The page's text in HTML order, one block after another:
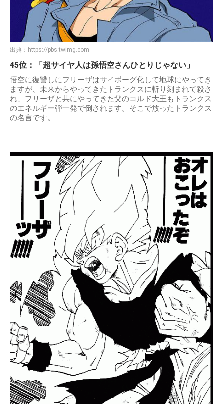
出典： https://pbs.twimg.com
45位：「超サイヤ人は孫悟空さんひとりじゃない」
悟空に復讐しにフリーザはサイボーグ化して地球にやってき
ますが、未来からやってきたトランクスに斬り刻まれて殺さ
れ、フリーザと共にやってきた父のコルド大王もトランクス
のエネルギー弾一発で倒されます。そこで放ったトランクス
の名言です。